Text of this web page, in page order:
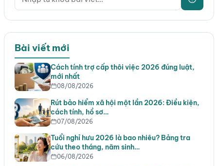
Bài viết mới
Cách tính trợ cấp thôi việc 2026 đúng luật,
mới nhất
08/08/2026
Rút bảo hiểm xã hội một lần 2026: Điều kiện,
cách tính, hồ sơ…
07/08/2026
Tuổi nghỉ hưu 2026 là bao nhiêu? Bảng tra
cứu theo tháng, năm sinh…
06/08/2026